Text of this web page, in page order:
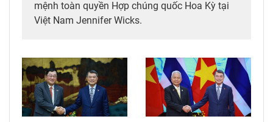
mệnh toàn quyền Hợp chúng quốc Hoa Kỳ tại
Việt Nam Jennifer Wicks.